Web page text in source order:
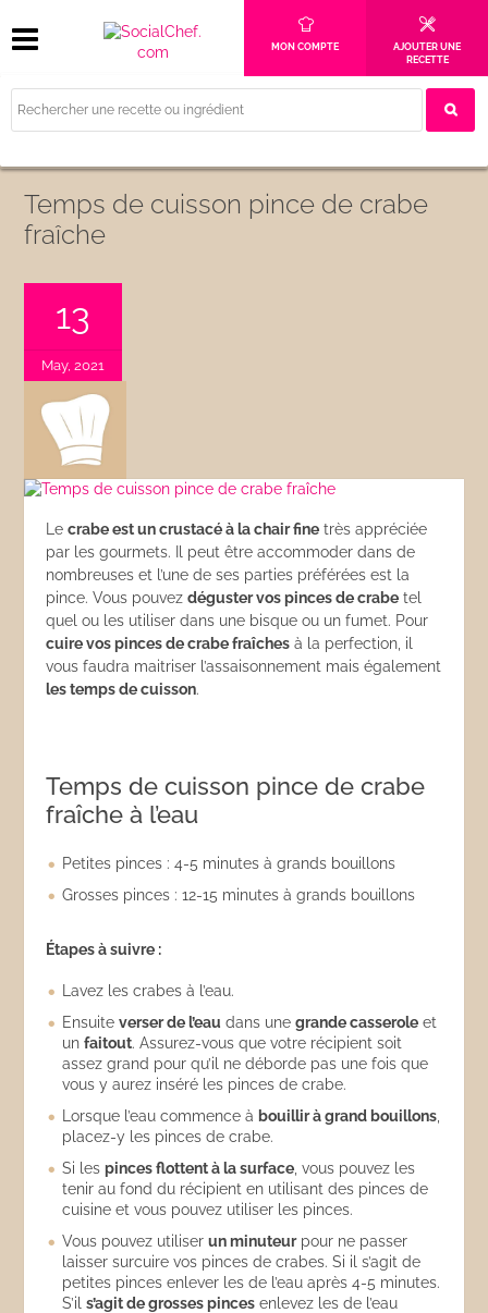
MON COMPTE
AJOUTER UNE
RECETTE
Temps de cuisson pince de crabe
fraîche
13
May, 2021
Lecrabe est un crustacé à la chair fine très appréciée
par les gourmets. Il peut être accommoder dans de
nombreuses et l’une de ses parties préférées est la
pince. Vous pouvezdéguster vos pinces de crabe tel
quel ou les utiliser dans une bisque ou un fumet. Pour
cuire vos pinces de crabe fraîches à la perfection, il
vous faudra maitriser l’assaisonnement mais également
les temps de cuisson.
Temps de cuisson pince de crabe
fraîche à l’eau
Petites pinces : 4-5 minutes à grands bouillons
Grosses pinces : 12-15 minutes à grands bouillons
Étapes à suivre :
Lavez les crabes à l’eau.
Ensuiteverser de l’eau dans unegrande casserole et
unfaitout. Assurez-vous que votre récipient soit
assez grand pour qu’il ne déborde pas une fois que
vous y aurez inséré les pinces de crabe.
Lorsque l’eau commence à bouillir à grand bouillons
placez-y les pinces de crabe.
Si lespinces flottent à la surface , vous pouvez les
tenir au fond du récipient en utilisant des pinces de
cuisine et vous pouvez utiliser les pinces.
Vous pouvez utiliserun minuteurpour ne passer
laisser surcuire vos pinces de crabes. Si il s’agit de
petites pinces enlever les de l’eau après 4-5 minutes.
S’ils’agit de grosses pinces enlevez les de l’eau